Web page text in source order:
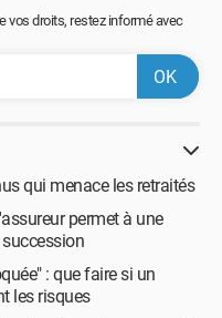
vos droits, restez informé avec
qui menace les retraités
permet à une
: que faire si un
les risques